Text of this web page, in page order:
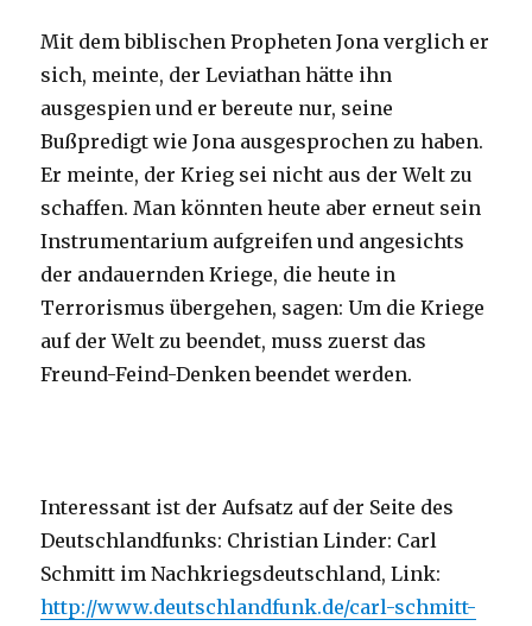
Mit dem biblischen Propheten Jona verglich er
sich, meinte, der Leviathan hätte ihn
ausgespien und er bereute nur, seine
Bußpredigt wie Jona ausgesprochen zu haben.
Er meinte, der Krieg sei nicht aus der Welt zu
schaffen. Man könnten heute aber erneut sein
Instrumentarium aufgreifen und angesichts
der andauernden Kriege, die heute in
Terrorismus übergehen, sagen: Um die Kriege
auf der Welt zu beendet, muss zuerst das
Freund-Feind-Denken beendet werden.
Interessant ist der Aufsatz auf der Seite des
Deutschlandfunks: Christian Linder: Carl
Schmitt im Nachkriegsdeutschland, Link:
http://www.deutschlandfunk.de/carl-schmitt-